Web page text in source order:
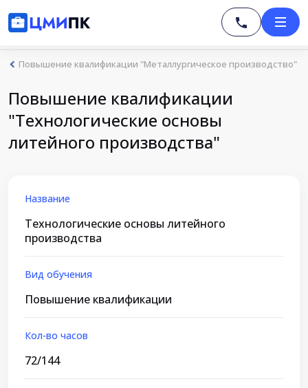
Повышение квалификации "Металлургическое производство"
Повышение квалификации
"Технологические основы
литейного производства"
Название
Технологические основы литейного
производства
Вид обучения
Повышение квалификации
Кол-во часов
72/144